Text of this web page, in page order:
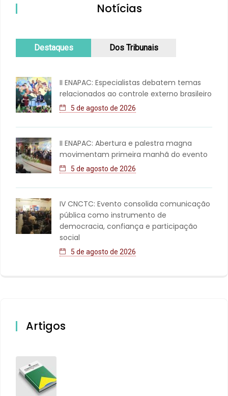
Notícias
Destaques Dos Tribunais
II ENAPAC: Especialistas debatem temas
relacionados ao controle externo brasileiro
5 de agosto de 2026
II ENAPAC: Abertura e palestra magna
movimentam primeira manhã do evento
5 de agosto de 2026
IV CNCTC: Evento consolida comunicação
pública como instrumento de
democracia, confiança e participação
social
5 de agosto de 2026
Artigos